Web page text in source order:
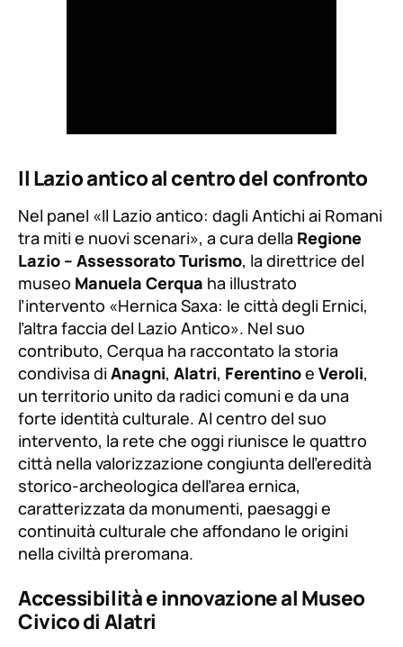
Il Lazio antico al centro del confronto
Nel panel «Il Lazio antico: dagli Antichi ai Romani
tra miti e nuovi scenari», a cura della Regione
Lazio – Assessorato Turismo, la direttrice del
museo Manuela Cerqua ha illustrato
l’intervento «Hernica Saxa: le città degli Ernici,
l’altra faccia del Lazio Antico». Nel suo
contributo, Cerqua ha raccontato la storia
condivisa di Anagni, Alatri, Ferentinoe Veroli,
un territorio unito da radici comuni e da una
forte identità culturale. Al centro del suo
intervento, la rete che oggi riunisce le quattro
città nella valorizzazione congiunta dell’eredità
storico-archeologica dell’area ernica,
caratterizzata da monumenti, paesaggi e
continuità culturale che affondano le origini
nella civiltà preromana.
Accessibilità e innovazione al Museo
Civico di Alatri